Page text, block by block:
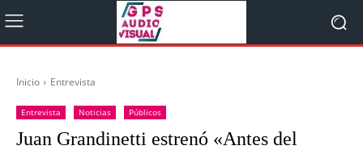
Inicio Entrevista
Entrevista Noticias Públicos
Juan Grandinetti estrenó «Antes del